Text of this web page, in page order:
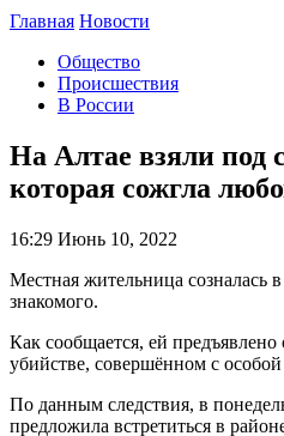
Главная Новости
Общество
Происшествия
В России
На Алтае взяли под
которая сожгла
16:29 Июнь 10, 2022
Местная жительница созналась
знакомого.
Как сообщается, ей предъявлено
убийстве, совершённом с
По данным следствия, в
предложила встретиться в